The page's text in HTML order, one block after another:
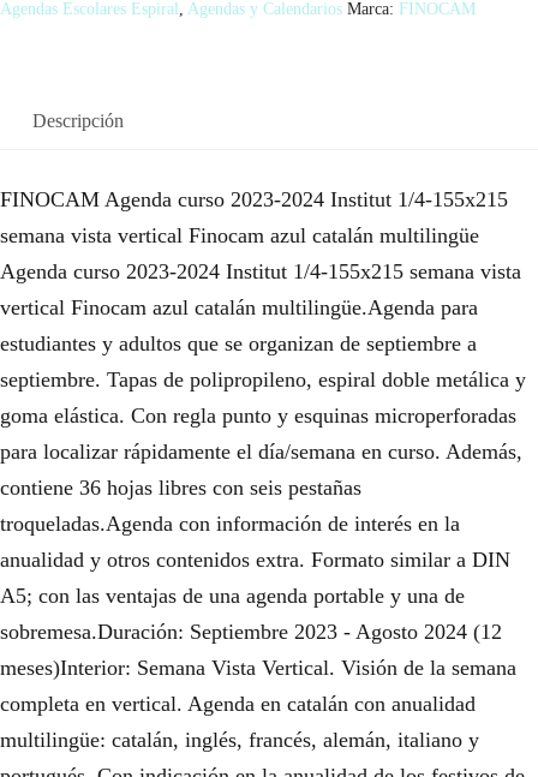
Agendas Escolares Espiral , Agendas y Calendarios Marca: FINOCAM
Descripción
FINOCAM Agenda curso 2023-2024 Institut 1/4-155x215
semana vista vertical Finocam azul catalán multilingüe
Agenda curso 2023-2024 Institut 1/4-155x215 semana vista
vertical Finocam azul catalán multilingüe.Agenda para
estudiantes y adultos que se organizan de septiembre a
septiembre. Tapas de polipropileno, espiral doble metálica y
goma elástica. Con regla punto y esquinas microperforadas
para localizar rápidamente el día/semana en curso. Además,
contiene 36 hojas libres con seis pestañas
troqueladas.Agenda con información de interés en la
anualidad y otros contenidos extra. Formato similar a DIN
A5; con las ventajas de una agenda portable y una de
sobremesa.Duración: Septiembre 2023 - Agosto 2024 (12
meses)Interior: Semana Vista Vertical. Visión de la semana
completa en vertical. Agenda en catalán con anualidad
multilingüe: catalán, inglés, francés, alemán, italiano y